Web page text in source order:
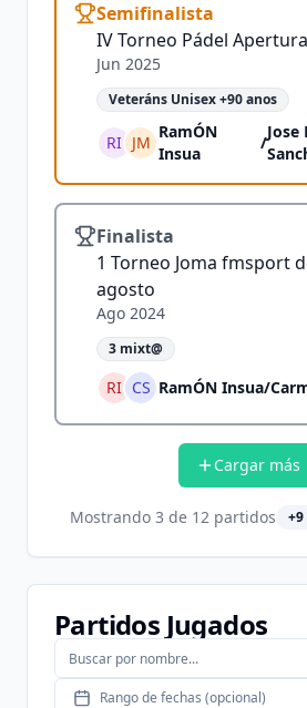
Semifinalista
IV Torneo Pádel
Jun 2025
Veteráns Unisex +90 anos
RI JM
RamÓN
Insua
/
Jose
Finalista
1 Torneo Joma fmsport
agosto
Ago 2024
3 mixt@
RI CS RamÓN Insua/
Cargar más
Mostrando 3 de 12partidos +9
Partidos Jugados
Rango de fechas (opcional)